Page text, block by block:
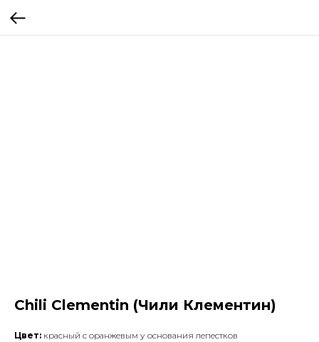
Chili Clementin (Чили Клементин)
Цвет: красный с оранжевым у основания лепестков